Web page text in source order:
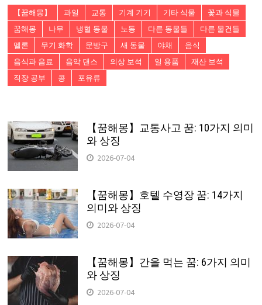
【꿈해몽】 과일 교통 기계 기기 기타 식물
꽃과 식물
꿈해몽
나무 냉혈 동물 노동 다른 동물들
다른 물건들
멜론
무기 화학 문방구 새 동물 야채
음식
음식과 음료
음악 댄스 의상 보석 일 용품
재산 보석
직장 공부
콩 포유류
【꿈해몽】교통사고 꿈: 10가지 의미
와 상징
2026-07-04
【꿈해몽】호텔 수영장 꿈: 14가지
의미와 상징
2026-07-04
【꿈해몽】간을 먹는 꿈: 6가지 의미
와 상징
2026-07-04